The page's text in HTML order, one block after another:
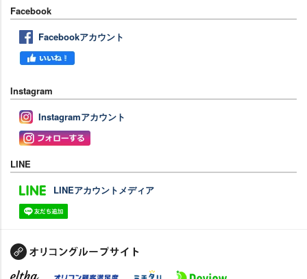
Facebook
Facebookアカウント
Instagram
Instagramアカウント
LINE
LINEアカウントメディア